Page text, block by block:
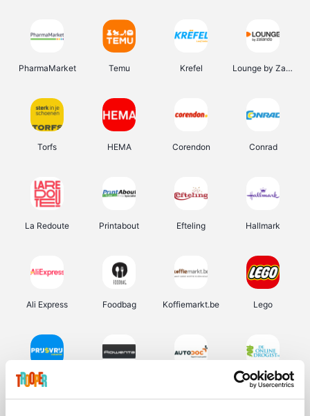
PharmaMarket Temu Krefel Lounge by Zalando
Torfs HEMA Corendon Conrad
La Redoute Printabout Efteling Hallmark
Ali Express Foodbag Koffiemarkt.be Lego
Prijsvrij De Online Drogist